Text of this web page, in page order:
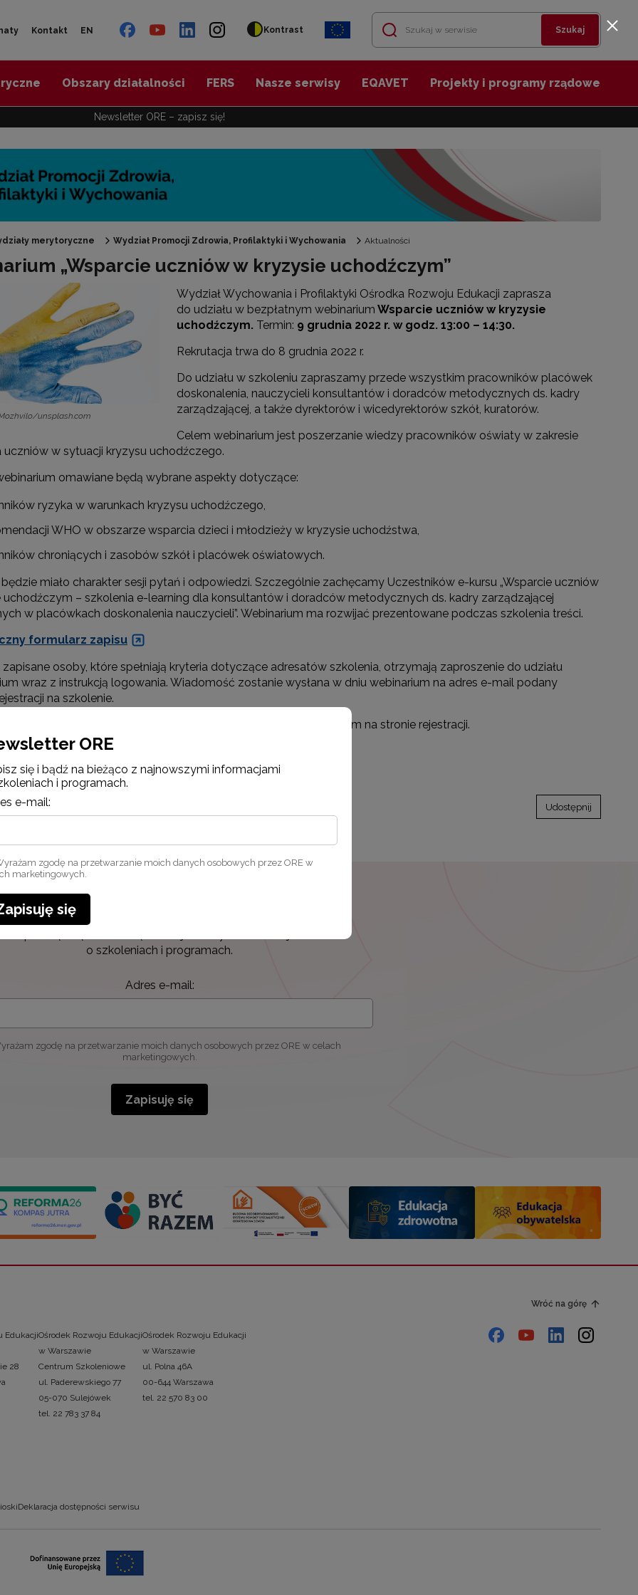
Kontakt EN Kontrast Szukaj
Obszary działalności FERS Nasze serwisy EQAVET Projekty i programy rządowe
Newsletter ORE – zapisz się!
Zdrowia"
zdrowotna"
programy profilaktyczne"
i projekty Wydziału"
wychowawczo-profilaktyczny szkoły"
merytoryczne Wydział Promocji Zdrowia, Profilaktyki i Wychowania Aktualności
„Wsparcie uczniów w kryzysie uchodźczym”
unsplash.com
Wydział Wychowania i Profilaktyki Ośrodka Rozwoju Edukacji zaprasza
do udziału w bezpłatnym webinarium Wsparcie uczniów w kryzysie
uchodźczym. Termin: 9 grudnia 2022 r. w godz. 13:00 – 14:30.
Rekrutacja trwa do 8 grudnia 2022 r.
Do udziału w szkoleniu zapraszamy przede wszystkim pracowników placówek
doskonalenia, nauczycieli konsultantów i doradców metodycznych ds. kadry
zarządzającej, a także dyrektorów i wicedyrektorów szkół, kuratorów.
Celem webinarium jest poszerzanie wiedzy pracowników oświaty w zakresie
uczniów w sytuacji kryzysu uchodźczego.
omawiane będą wybrane aspekty dotyczące:
ryzyka w warunkach kryzysu uchodźczego,
WHO w obszarze wsparcia dzieci i młodzieży w kryzysie uchodźstwa,
chroniących i zasobów szkół i placówek oświatowych.
miało charakter sesji pytań i odpowiedzi. Szczególnie zachęcamy Uczestników e-kursu „Wsparcie uczniów
uchodźczym – szkolenia e-learning dla konsultantów i doradców metodycznych ds. kadry zarządzającej
w placówkach doskonalenia nauczycieli”. Webinarium ma rozwijać prezentowane podczas szkolenia treści.
formularz zapisu
osoby, które spełniają kryteria dotyczące adresatów szkolenia, otrzymają zaproszenie do udziału
wraz z instrukcją logowania. Wiadomość zostanie wysłana w dniu webinarium na adres e-mail podany
na szkolenie.
zawarte są w programie formy doskonalenia, dostępnym na stronie rejestracji.
Zawór, e-mail:jolanta.zawor@ore.edu.pl
7.12.2022
8.12.2022
Udostępnij
o szkoleniach i programach.
Adres e-mail:
zgodę na przetwarzanie moich danych osobowych przez ORE w celach
marketingowych.
Zapisuję się
Wróć na górę
Edukacji
28
Ośrodek Rozwoju Edukacji
w Warszawie
Centrum Szkoleniowe
ul. Paderewskiego 77
05-070 Sulejówek
tel. 22 783 37 84
Ośrodek Rozwoju Edukacji
w Warszawie
ul. Polna 46A
00-644 Warszawa
tel. 22 570 83 00
Deklaracja dostępności serwisu
ORE
się i bądź na bieżąco z najnowszymi informacjami
i programach.
e-mail:
zgodę na przetwarzanie moich danych osobowych przez ORE w
marketingowych.
się